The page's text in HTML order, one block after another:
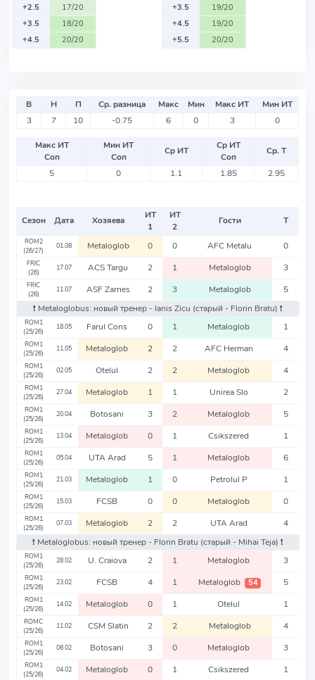
+2.5
17/20
+3.5
18/20
+4.5
20/20
+3.5
19/20
+4.5
19/20
+5.5
20/20
В Н П Ср. разница Макс Мин Макс ИТ
Мин ИТ
3
7 10 -0.75 6 0 3 0
Макс ИТ
Соп
Мин ИТ
Соп
Ср ИТ
Ср ИТ
Соп
Ср. Т
5
0 1.1 1.85 2.95
Сезон Дата Хозяева
ИТ
1
ИТ
2
Гости Т
ROM2
(26/27)
01.08 Metaloglob 0 0 AFC Metalu 0
FRIC
(26)
17.07 ACS Targu 2 1 Metaloglob 3
FRIC
(26)
11.07 ASF Zarnes 2 3 Metaloglob
5
❗️ Metaloglobus: новый тренер - Ianis Zicu (старый - Florin Bratu) ❗️
ROM1
(25/26)
18.05 Farul Cons 0 1 Metaloglob 1
ROM1
(25/26)
11.05 Metaloglob 2 2 AFC Herman 4
ROM1
(25/26)
02.05 Otelul 2 2 Metaloglob 4
ROM1
(25/26)
27.04 Metaloglob 1 1 Unirea Slo 2
ROM1
(25/26)
20.04 Botosani 3 2 Metaloglob 5
ROM1
(25/26)
13.04 Metaloglob 0 1 Csikszered 1
ROM1
(25/26)
05.04 UTA Arad 5 1 Metaloglob 6
ROM1
(25/26)
21.03 Metaloglob 1 0 Petrolul P 1
ROM1
(25/26)
15.03 FCSB 0 0 Metaloglob 0
ROM1
(25/26)
07.03 Metaloglob 2 2 UTA Arad
4
❗️ Metaloglobus: новый тренер - Florin Bratu (старый - Mihai Teja) ❗️
ROM1
(25/26)
28.02 U. Craiova 2 1 Metaloglob 3
ROM1
(25/26)
23.02 FCSB 4 1 Metaloglob 54 5
ROM1
(25/26)
14.02 Metaloglob 0 1 Otelul 1
ROMC
(25/26)
11.02 CSM Slatin 2 2 Metaloglob 4
ROM1
(25/26)
08.02 Botosani 3 0 Metaloglob 3
ROM1
(25/26)
04.02 Metaloglob 0 1 Csikszered 1